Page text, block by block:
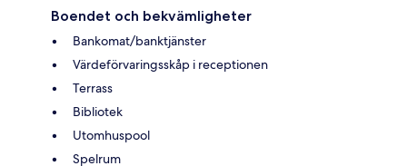
Boendet och bekvämligheter
Bankomat/banktjänster
Värdeförvaringsskåp i receptionen
Terrass
Bibliotek
Utomhuspool
Spelrum